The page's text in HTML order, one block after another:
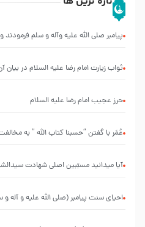
پیامبر صلی الله علیه وآله و سلم فرمودند
ثواب زیارت امام رضا علیه السلام در
حرز عجیب امام رضا علیه السلام
عُمَر با گفتن “حسبنا كتاب اللّه ” به
آیا میدانید مسبّبین اصلی شهادت
احیای سنت پیامبر (صلی الله علیه و آله و